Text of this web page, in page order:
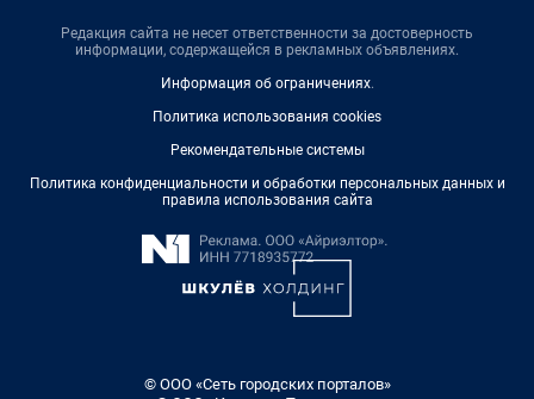
Редакция сайта не несет ответственности за достоверность
информации, содержащейся в рекламных объявлениях.
Информация об ограничениях.
Политика использования cookies
Рекомендательные системы
Политика конфиденциальности и обработки персональных данных и
правила использования сайта
© ООО «Сеть городских порталов»